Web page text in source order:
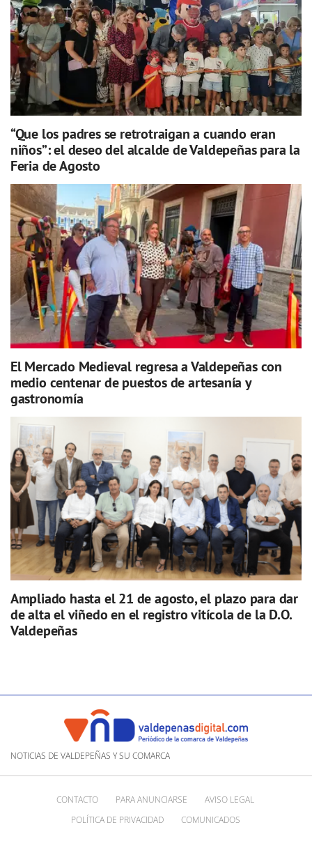
“Que los padres se retrotraigan a cuando eran
niños”: el deseo del alcalde de Valdepeñas para la
Feria de Agosto
El Mercado Medieval regresa a Valdepeñas con
medio centenar de puestos de artesanía y
gastronomía
Ampliado hasta el 21 de agosto, el plazo para dar
de alta el viñedo en el registro vitícola de la D.O.
Valdepeñas
NOTICIAS DE VALDEPEÑAS Y SU COMARCA
CONTACTO PARA ANUNCIARSE
AVISO LEGAL
POLÍTICA DE PRIVACIDAD
COMUNICADOS